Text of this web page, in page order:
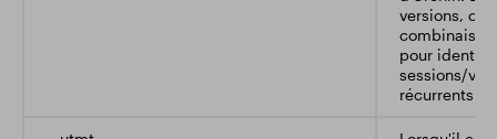
versions,
combinaison
pour
sessions/
récurrents.